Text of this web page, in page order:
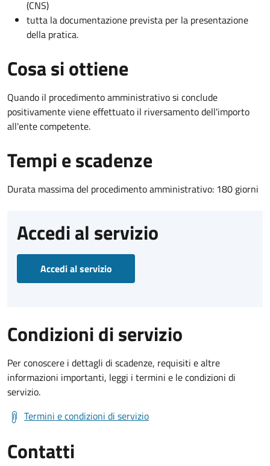
(CNS)
tutta la documentazione prevista per la presentazione
della pratica.
Cosa si ottiene
Quando il procedimento amministrativo si conclude
positivamente viene effettuato il riversamento dell'importo
all'ente competente.
Tempi e scadenze
Durata massima del procedimento amministrativo: 180 giorni
Accedi al servizio
Accedi al servizio
Condizioni di servizio
Per conoscere i dettagli di scadenze, requisiti e altre
informazioni importanti, leggi i termini e le condizioni di
servizio.
Termini e condizioni di servizio
Contatti